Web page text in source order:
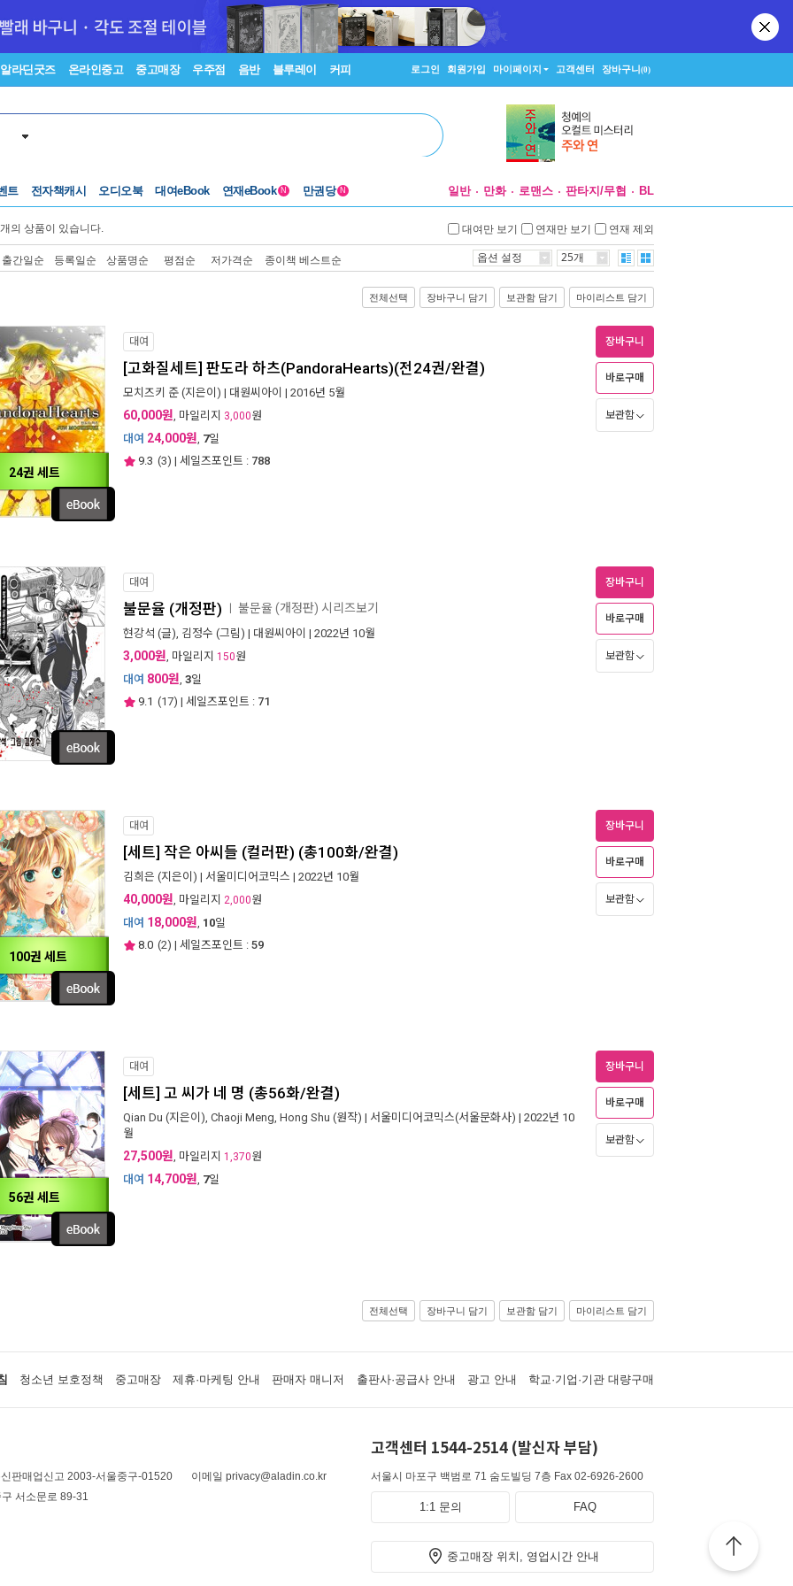
알라딘굿즈 온라인중고 중고매장 우주점 음반 블루레이 커피 로그인 회원가입 마이페이지 고객센터 장바구니(0)
트 전자책캐시 오디오북 대여eBook 연재eBook N 만권당 N 일반 만화 로맨스 판타지/무협 BL
개의 상품이 있습니다. 대여만 보기 연재만 보기 연재 제외
출간일순 등록일순 상품명순 평점순 저가격순 종이책 베스트순 옵션 설정 25개
전체선택 장바구니 담기 보관함 담기 마이리스트 담기
24권 세트
대여
[고화질세트] 판도라 하츠(PandoraHearts)(전24권/완결)
모치즈키 준 (지은이) | 대원씨아이 | 2016년 5월
60,000원, 마일리지 3,000원
대여 24,000원, 7일
9.3 (3) | 세일즈포인트 : 788
장바구니
바로구매
보관함
대여
불문율 (개정판) 불문율 (개정판) 시리즈보기
현강석 (글), 김정수 (그림) | 대원씨아이 | 2022년 10월
3,000원, 마일리지 150원
대여 800원, 3일
9.1 (17) | 세일즈포인트 : 71
장바구니
바로구매
보관함
100권 세트
대여
[세트] 작은 아씨들 (컬러판) (총100화/완결)
김희은 (지은이) | 서울미디어코믹스 | 2022년 10월
40,000원, 마일리지 2,000원
대여 18,000원, 10일
8.0 (2) | 세일즈포인트 : 59
장바구니
바로구매
보관함
56권 세트
대여
[세트] 고 씨가 네 명 (총56화/완결)
Qian Du (지은이), Chaoji Meng, Hong Shu (원작) | 서울미디어코믹스(서울문화사) | 2022년 10
월
27,500원, 마일리지 1,370원
대여 14,700원, 7일
장바구니
바로구매
보관함
전체선택 장바구니 담기 보관함 담기 마이리스트 담기
청소년 보호정책 중고매장 제휴·마케팅 안내 판매자 매니저 출판사·공급사 안내 광고 안내 학교·기업·기관 대량구매
판매업신고 2003-서울중구-01520
이메일 privacy@aladin.co.kr
서소문로 89-31
고객센터 1544-2514 (발신자 부담)
서울시 마포구 백범로 71 숨도빌딩 7층 Fax 02-6926-2600
1:1 문의 FAQ
중고매장 위치, 영업시간 안내